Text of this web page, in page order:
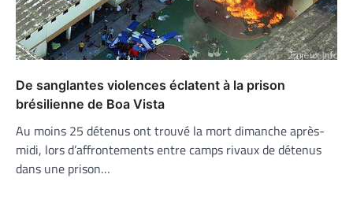
De sanglantes violences éclatent à la prison
brésilienne de Boa Vista
Au moins 25 détenus ont trouvé la mort dimanche après-
midi, lors d’affrontements entre camps rivaux de détenus
dans une prison…